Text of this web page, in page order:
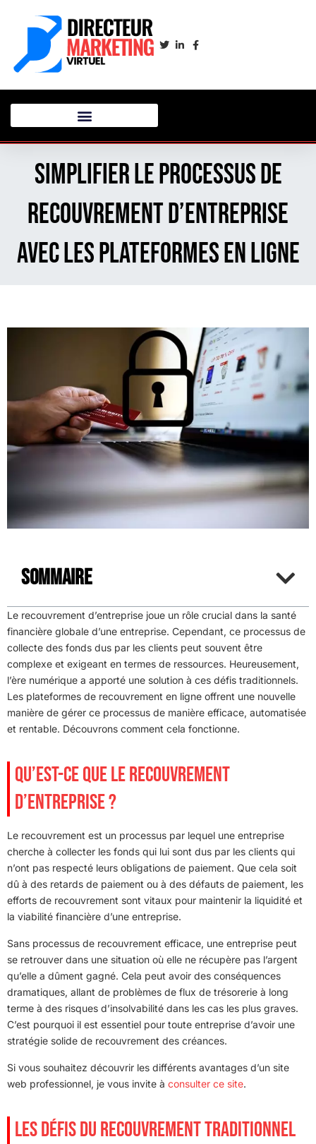
Simplifier le processus de
recouvrement d’entreprise
avec les plateformes en ligne
Sommaire
Le recouvrement d’entreprise joue un rôle crucial dans la santé
financière globale d’une entreprise. Cependant, ce processus de
collecte des fonds dus par les clients peut souvent être
complexe et exigeant en termes de ressources. Heureusement,
l’ère numérique a apporté une solution à ces défis traditionnels.
Les plateformes de recouvrement en ligne offrent une nouvelle
manière de gérer ce processus de manière efficace, automatisée
et rentable. Découvrons comment cela fonctionne.
QU’EST-CE QUE LE RECOUVREMENT
D’ENTREPRISE ?
Le recouvrement est un processus par lequel une entreprise
cherche à collecter les fonds qui lui sont dus par les clients qui
n’ont pas respecté leurs obligations de paiement. Que cela soit
dû à des retards de paiement ou à des défauts de paiement, les
efforts de recouvrement sont vitaux pour maintenir la liquidité et
la viabilité financière d’une entreprise.
Sans processus de recouvrement efficace, une entreprise peut
se retrouver dans une situation où elle ne récupère pas l’argent
qu’elle a dûment gagné. Cela peut avoir des conséquences
dramatiques, allant de problèmes de flux de trésorerie à long
terme à des risques d’insolvabilité dans les cas les plus graves.
C’est pourquoi il est essentiel pour toute entreprise d’avoir une
stratégie solide de recouvrement des créances.
Si vous souhaitez découvrir les différents avantages d’un site
web professionnel, je vous invite à consulter ce site.
LES DÉFIS DU RECOUVREMENT TRADITIONNEL